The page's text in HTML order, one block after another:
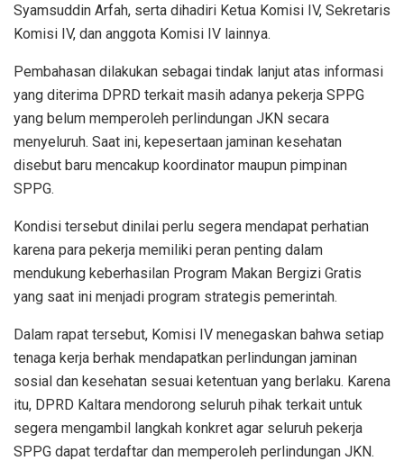
Syamsuddin Arfah, serta dihadiri Ketua Komisi IV, Sekretaris
Komisi IV, dan anggota Komisi IV lainnya.
Pembahasan dilakukan sebagai tindak lanjut atas informasi
yang diterima DPRD terkait masih adanya pekerja SPPG
yang belum memperoleh perlindungan JKN secara
menyeluruh. Saat ini, kepesertaan jaminan kesehatan
disebut baru mencakup koordinator maupun pimpinan
SPPG.
Kondisi tersebut dinilai perlu segera mendapat perhatian
karena para pekerja memiliki peran penting dalam
mendukung keberhasilan Program Makan Bergizi Gratis
yang saat ini menjadi program strategis pemerintah.
Dalam rapat tersebut, Komisi IV menegaskan bahwa setiap
tenaga kerja berhak mendapatkan perlindungan jaminan
sosial dan kesehatan sesuai ketentuan yang berlaku. Karena
itu, DPRD Kaltara mendorong seluruh pihak terkait untuk
segera mengambil langkah konkret agar seluruh pekerja
SPPG dapat terdaftar dan memperoleh perlindungan JKN.